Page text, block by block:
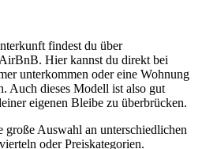
findest du über
Hier kannst du direkt bei
unterkommen oder eine Wohnung
Auch dieses Modell ist also gut
eigenen Bleibe zu überbrücken.
große Auswahl an unterschiedlichen
oder Preiskategorien.